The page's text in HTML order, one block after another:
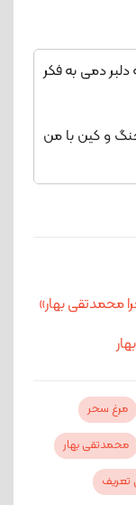
کن
دلبر دمی به فکر
و کین با من
نازنینان را،
با رقیب من،
محمدتقی بهار»
مرغ سحر
محمدتقی بهار